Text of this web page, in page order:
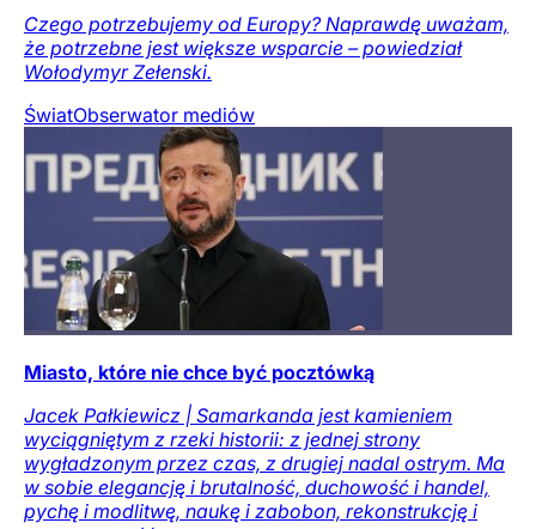
Czego potrzebujemy od Europy? Naprawdę uważam,
że potrzebne jest większe wsparcie – powiedział
Wołodymyr Zełenski.
ŚwiatObserwator mediów
Miasto, które nie chce być pocztówką
Jacek Pałkiewicz | Samarkanda jest kamieniem
wyciągniętym z rzeki historii: z jednej strony
wygładzonym przez czas, z drugiej nadal ostrym. Ma
w sobie elegancję i brutalność, duchowość i handel,
pychę i modlitwę, naukę i zabobon, rekonstrukcję i